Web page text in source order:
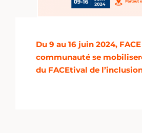
Du 9 au 16 juin 2024,
communauté se
du FACEtival de